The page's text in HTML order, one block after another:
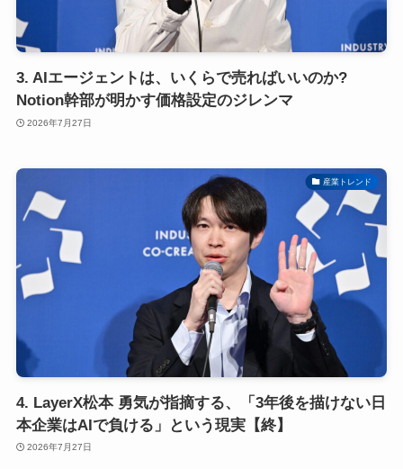
3. AIエージェントは、いくらで売ればいいのか?
Notion幹部が明かす価格設定のジレンマ
2026年7月27日
産業トレンド
4. LayerX松本 勇気が指摘する、「3年後を描けない日
本企業はAIで負ける」という現実【終】
2026年7月27日